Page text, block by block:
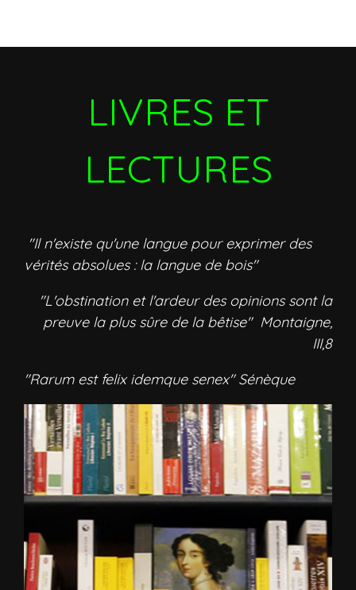
LIVRES ET
LECTURES
"Il n'existe qu'une langue pour exprimer des
vérités absolues : la langue de bois"
"L'obstination et l'ardeur des opinions sont la
preuve la plus sûre de la bêtise" Montaigne,
III,8
"Rarum est felix idemque senex" Sénèque